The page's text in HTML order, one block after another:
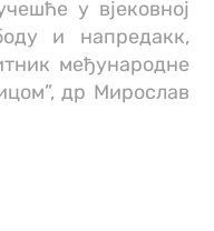
у вјековној
и напредакк,
међународне
др Мирослав